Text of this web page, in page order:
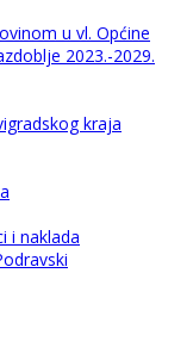
u vl. Općine
2023.-2029.
kraja
i naklada